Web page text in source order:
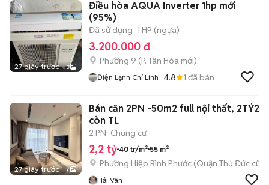
27 giây trước 3
Điều hòa AQUA Inverter 1hp mới
(95%)
Đã sử dụng 1 HP (ngựa)
3.200.000 đ
Phường 9 (P. Tân Hòa mới)
Điện Lạnh Chí Linh 4.8 1 đã bán
27 giây trước 7
Bán căn 2PN -50m2 full nội thất, 2TỶ2
còn TL
2 PN Chung cư
2,2 tỷ 40 tr/m² 55 m²
Phường Hiệp Bình Phước (Quận Thủ Đức cũ)
Hải Vân